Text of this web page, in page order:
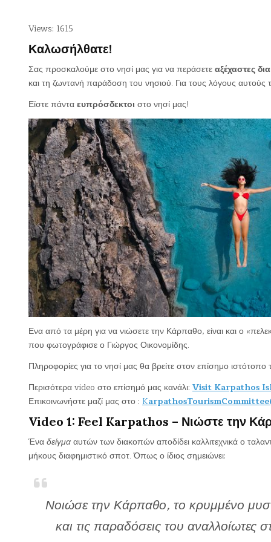
Views: 1615
Καλωσήλθατε!
Σας προσκαλούμε στο νησί μας για να περάσετεαξέχαστες
και τη ζωντανή παράδοση του νησιού. Για τους λόγους αυτούς
Είστε πάνταευπρόσδεκτοι στο νησί μας!
Ενα από τα μέρη για να νιώσετε την Κάρπαθο, είναι και ο
που φωτογράφισε ο Γιώργος Οικονομίδης.
Πληροφορίες για το νησί μας θα βρείτε στον επίσημο
Περισότερα video στο επίσημό μας κανάλι: Visit Karpathos
Επικοινωνήστε μαζί μας στο : K
Video 1: Feel Karpathos – Νιώστε την
Έναδείγμααυτών των διακοπών αποδίδει καλλιτεχνικά ο
μήκους διαφημιστικό σποτ. Όπως ο ίδιος σημειώνει:
Νοιώσε την Κάρπαθο, το κρυμμένο
και τις παραδόσεις του